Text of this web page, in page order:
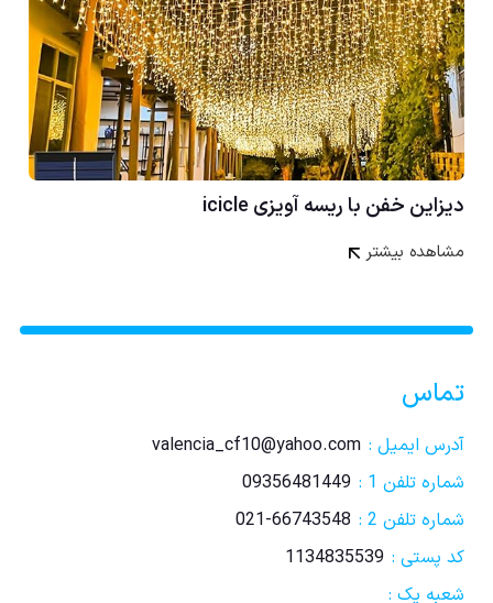
دیزاین خفن با ریسه آویزی icicle
مشاهده بیشتر
تماس
آدرس ایمیل : valencia_cf10@yahoo.com
شماره تلفن 1 :
09356481449
شماره تلفن 2 :
021-66743548
کد پستی : 1134835539
شعبه یک :